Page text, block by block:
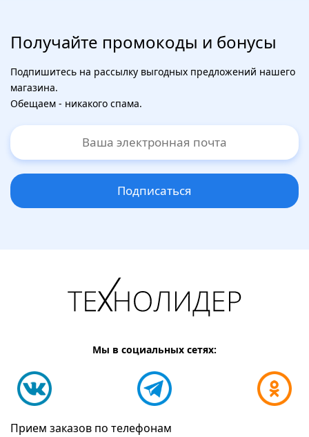
Получайте промокоды и бонусы
Подпишитесь на рассылку выгодных предложений нашего
магазина.
Обещаем - никакого спама.
Подписаться
Мы в социальных сетях:
Прием заказов по телефонам